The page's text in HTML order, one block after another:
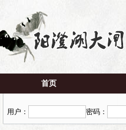
首页
用户： 密码：